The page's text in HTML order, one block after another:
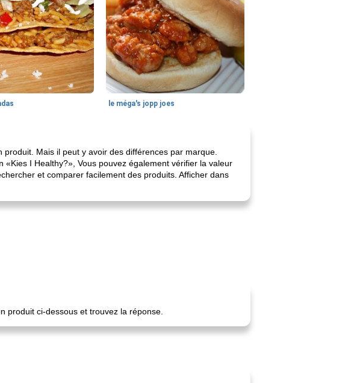
le méga's jopp joes
Mais il peut y avoir des différences par marque.
I Healthy?», Vous pouvez également vérifier la valeur
et comparer facilement des produits. Afficher dans
produit ci-dessous et trouvez la réponse.